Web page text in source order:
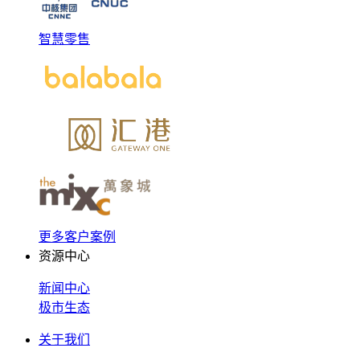
智慧零售
更多客户案例
资源中心
新闻中心
极市生态
关于我们